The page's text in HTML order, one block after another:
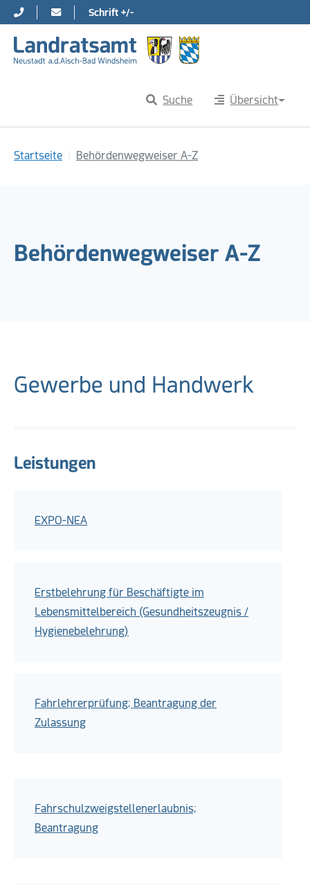
Direkt zur Hauptnavigation springen
Direkt zum Inhalt springen
Schrift +/-
Suche Übersicht
Startseite Behördenwegweiser A-Z
Behördenwegweiser A-Z
Gewerbe und Handwerk
Leistungen
EXPO-NEA
Erstbelehrung für Beschäftigte im
Lebensmittelbereich (Gesundheitszeugnis /
Hygienebelehrung)
Fahrlehrerprüfung; Beantragung der
Zulassung
Fahrschulzweigstellenerlaubnis;
Beantragung